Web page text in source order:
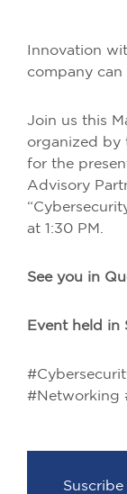
Innovation
company
Join us this
organized by
for the
Advisory
at 1:30 PM.
See you in
Event held in
#Networking